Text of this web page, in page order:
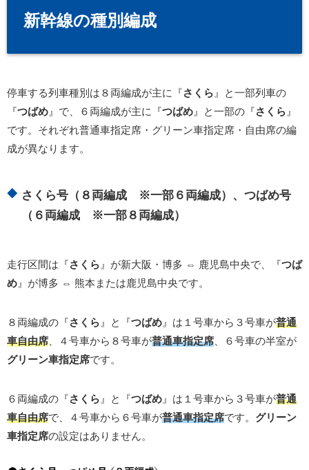
新幹線の種別編成
停車する列車種別は８両編成が主に『さくら 』と一部列車の
『つばめ 』で、６両編成が主に『つばめ 』と一部の『さくら 』
です。それぞれ普通車指定席・グリーン車指定席・自由席の編
成が異なります。
さくら号（８両編成 ※一部６両編成）、つばめ号
（６両編成 ※一部８両編成）
走行区間は『さくら 』が新大阪・博多 ⇔ 鹿児島中央で、『つば
め 』が博多 ⇔ 熊本または鹿児島中央です。
８両編成の『さくら 』と『つばめ 』は１号車から３号車が普通
車自由席 、４号車から８号車が普通車指定席 、６号車の半室が
グリーン車指定席です。
６両編成の『さくら 』と『つばめ 』は１号車から３号車が普通
車自由席で、４号車から６号車が普通車指定席です。 グリーン
車指定席の設定はありません。